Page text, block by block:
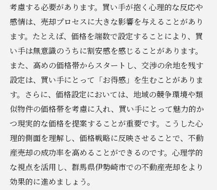
考慮する必要があります。買い手が抱く心理的な反応や
感情は、売却プロセスに大きな影響を与えることがあり
ます。たとえば、価格を端数で設定することにより、買
い手は無意識のうちに割安感を感じることがあります。
また、高めの価格帯からスタートし、交渉の余地を残す
設定は、買い手にとって「お得感」を生むことがありま
す。さらに、価格設定においては、地域の競争環境や類
似物件の価格帯を考慮に入れ、買い手にとって魅力的か
つ現実的な価格を提案することが重要です。こうした心
理的側面を理解し、価格戦略に反映させることで、不動
産売却の成功率を高めることができるのです。心理学的
な視点を活用し、群馬県伊勢崎市での不動産売却をより
効果的に進めましょう。